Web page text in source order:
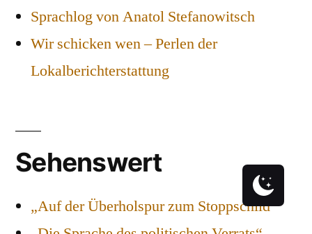
Sprachlog von Anatol Stefanowitsch
Wir schicken wen – Perlen der
Lokalberichterstattung
Sehenswert
„Auf der Überholspur zum Stoppschild“